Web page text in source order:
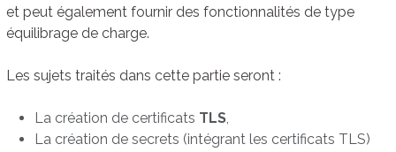
et peut également fournir des fonctionnalités de type
équilibrage de charge.
Les sujets traités dans cette partie seront :
La création de certificats TLS
La création de secrets (intégrant les certificats TLS)